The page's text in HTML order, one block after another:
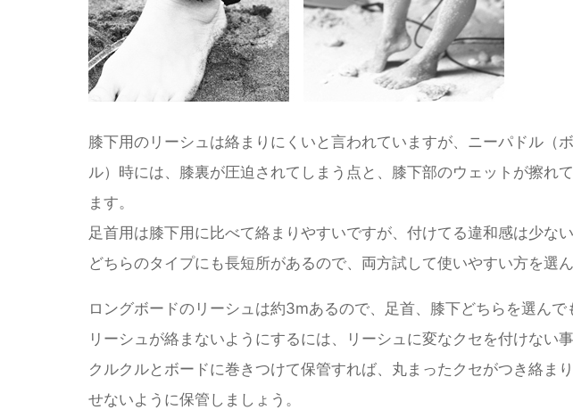
膝下用のリーシュは絡まりにくいと言われていますが、ニーパドル（
ル）時には、膝裏が圧迫されてしまう点と、膝下部のウェットが擦れ
ます。
足首用は膝下用に比べて絡まりやすいですが、付けてる違和感は少ない
どちらのタイプにも長短所があるので、両方試して使いやすい方を選ん
ロングボードのリーシュは約3mあるので、足首、膝下どちらを選んで
リーシュが絡まないようにするには、リーシュに変なクセを付けない事
クルクルとボードに巻きつけて保管すれば、丸まったクセがつき絡ま
せないように保管しましょう。